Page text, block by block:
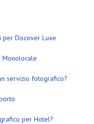
Discover Luxe
Monolocale
servizio fotografico?
per Hotel?